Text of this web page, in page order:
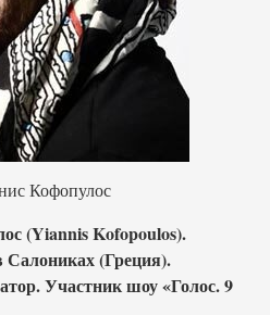
(Yiannis Kofopoulos).
Салониках (Греция).
Участник шоу «Голос. 9